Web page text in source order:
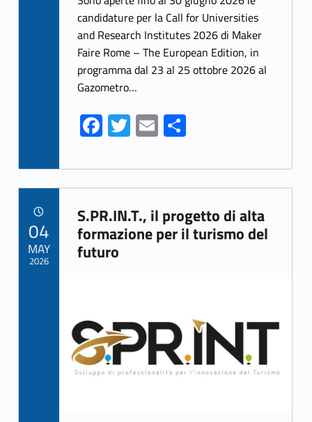
b
o
o
k
itt
er
ai
l
ar
e
candidature per la Call for Universities
and Research Institutes 2026 di Maker
Faire Rome – The European Edition, in
programma dal 23 al 25 ottobre 2026 al
Gazometro…
Fa
ce
b
o
o
k
T
w
itt
er
E
m
ai
l
S
ar
e
Link identifier archive #link-archive-50311
S.PR.IN.T., il progetto di alta
formazione per il turismo del
futuro
04
MAY
2026